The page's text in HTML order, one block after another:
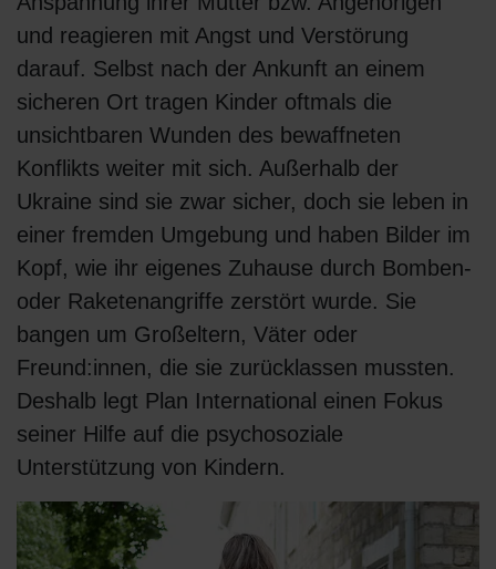
und reagieren mit Angst und Verstörung
darauf. Selbst nach der Ankunft an einem
sicheren Ort tragen Kinder oftmals die
unsichtbaren Wunden des bewaffneten
Konflikts weiter mit sich. Außerhalb der
Ukraine sind sie zwar sicher, doch sie leben in
einer fremden Umgebung und haben Bilder im
Kopf, wie ihr eigenes Zuhause durch Bomben-
oder Raketenangriffe zerstört wurde. Sie
bangen um Großeltern, Väter oder
Freund:innen, die sie zurücklassen mussten.
Deshalb legt Plan International einen Fokus
seiner Hilfe auf die psychosoziale
Unterstützung von Kindern.